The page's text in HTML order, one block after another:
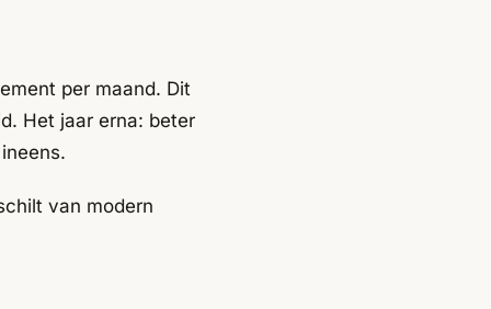
per maand. Dit
Het jaar erna: beter
van modern